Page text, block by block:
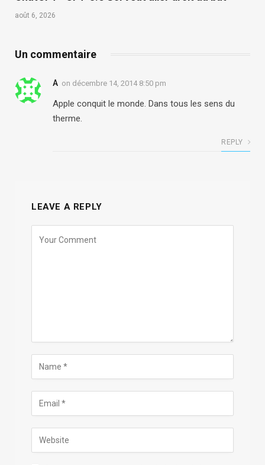
août 6, 2026
Un commentaire
A on décembre 14, 2014 8:50 pm
Apple conquit le monde. Dans tous les sens du
therme.
REPLY
LEAVE A REPLY